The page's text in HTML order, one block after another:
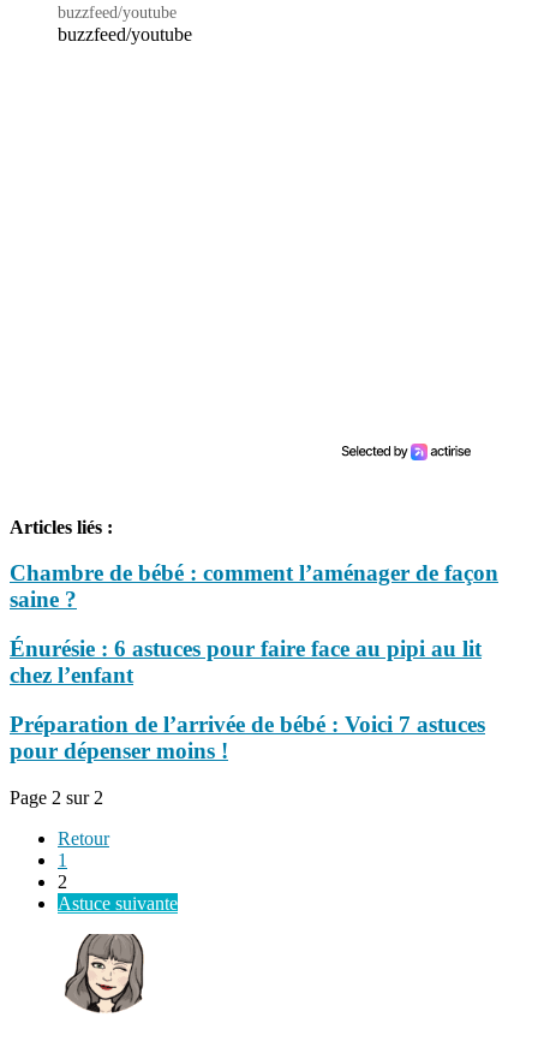
buzzfeed/youtube
buzzfeed/youtube
Articles liés :
Chambre de bébé : comment l’aménager de façon
saine ?
Énurésie : 6 astuces pour faire face au pipi au lit
chez l’enfant
Préparation de l’arrivée de bébé : Voici 7 astuces
pour dépenser moins !
Page 2 sur 2
Retour
1
2
Astuce suivante